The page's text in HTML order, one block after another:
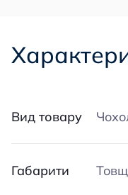
Вид товару
Габарити